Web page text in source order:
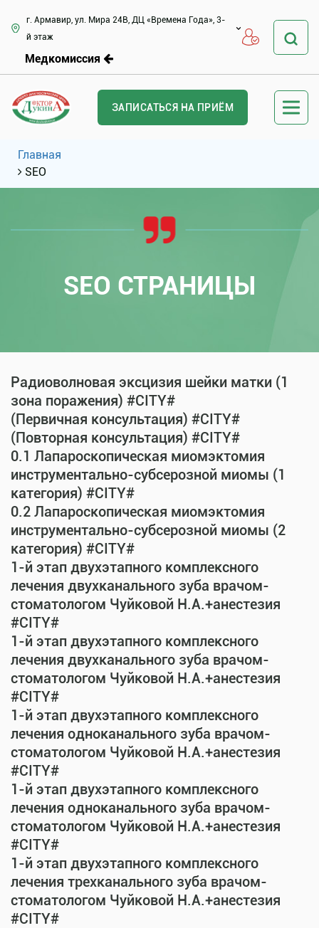
г. Армавир, ул. Мира 24В, ДЦ «Времена Года», 3-
й этаж
Медкомиссия
ЗАПИСАТЬСЯ НА ПРИЁМ
Главная
SEO
SEO СТРАНИЦЫ
Радиоволновая эксцизия шейки матки (1
зона поражения) #CITY#
(Первичная консультация) #CITY#
(Повторная консультация) #CITY#
0.1 Лапароскопическая миомэктомия
инструментально-субсерозной миомы (1
категория) #CITY#
0.2 Лапароскопическая миомэктомия
инструментально-субсерозной миомы (2
категория) #CITY#
1-й этап двухэтапного комплексного
лечения двухканального зуба врачом-
стоматологом Чуйковой Н.А.+анестезия
#CITY#
1-й этап двухэтапного комплексного
лечения двухканального зуба врачом-
стоматологом Чуйковой Н.А.+анестезия
#CITY#
1-й этап двухэтапного комплексного
лечения одноканального зуба врачом-
стоматологом Чуйковой Н.А.+анестезия
#CITY#
1-й этап двухэтапного комплексного
лечения одноканального зуба врачом-
стоматологом Чуйковой Н.А.+анестезия
#CITY#
1-й этап двухэтапного комплексного
лечения трехканального зуба врачом-
стоматологом Чуйковой Н.А.+анестезия
#CITY#